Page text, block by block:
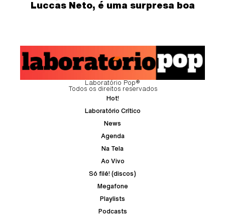
Luccas Neto, é uma surpresa boa
Laboratório Pop®
Todos os direitos reservados
Hot!
Laboratório Crítico
News
Agenda
Na Tela
Ao Vivo
Só filé! (discos)
Megafone
Playlists
Podcasts